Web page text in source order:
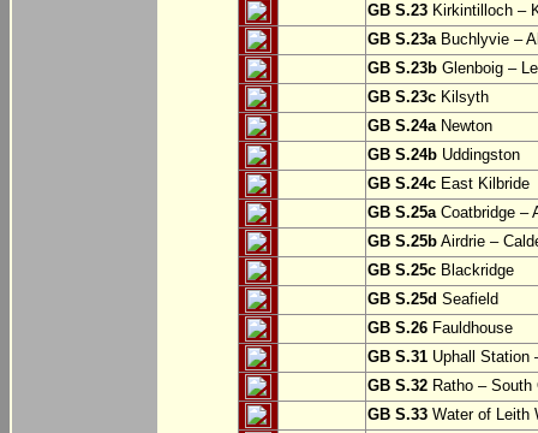
GB S.23 Kirkintilloch –
GB S.23aBuchlyvie –
GB S.23b Glenboig –
GB S.23c Kilsyth
GB S.24aNewton
GB S.24b Uddingston
GB S.24c East Kilbride
GB S.25aCoatbridge –
GB S.25b Airdrie –
GB S.25c Blackridge
GB S.25d Seafield
GB S.26 Fauldhouse
GB S.31 Uphall Station
GB S.32 Ratho – South
GB S.33 Water of Leith